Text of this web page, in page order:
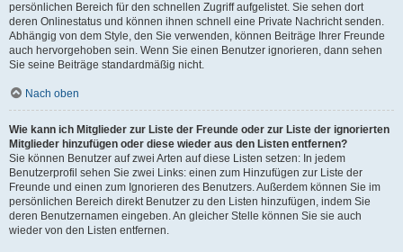
persönlichen Bereich für den schnellen Zugriff aufgelistet. Sie sehen dort
deren Onlinestatus und können ihnen schnell eine Private Nachricht senden.
Abhängig von dem Style, den Sie verwenden, können Beiträge Ihrer Freunde
auch hervorgehoben sein. Wenn Sie einen Benutzer ignorieren, dann sehen
Sie seine Beiträge standardmäßig nicht.
Nach oben
Wie kann ich Mitglieder zur Liste der Freunde oder zur Liste der ignorierten
Mitglieder hinzufügen oder diese wieder aus den Listen entfernen?
Sie können Benutzer auf zwei Arten auf diese Listen setzen: In jedem
Benutzerprofil sehen Sie zwei Links: einen zum Hinzufügen zur Liste der
Freunde und einen zum Ignorieren des Benutzers. Außerdem können Sie im
persönlichen Bereich direkt Benutzer zu den Listen hinzufügen, indem Sie
deren Benutzernamen eingeben. An gleicher Stelle können Sie sie auch
wieder von den Listen entfernen.